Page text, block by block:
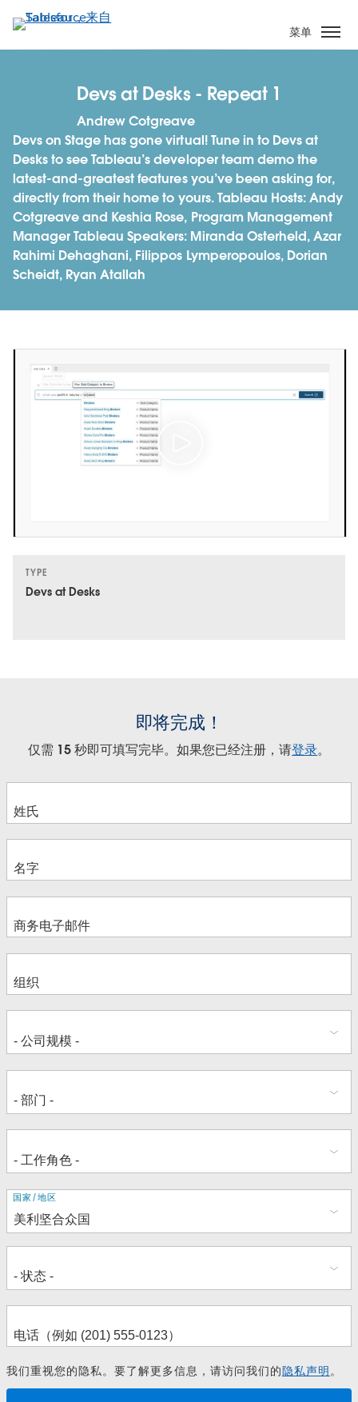
转
到
菜单
Devs at Desks - Repeat 1
Andrew Cotgreave
Devs on Stage has gone virtual! Tune in to Devs at
Desks to see Tableau’s developer team demo the
latest-and-greatest features you’ve been asking for,
directly from their home to yours. Tableau Hosts: Andy
Cotgreave and Keshia Rose, Program Management
Manager Tableau Speakers: Miranda Osterheld, Azar
Rahimi Dehaghani, Filippos Lymperopoulos, Dorian
Scheidt, Ryan Atallah
TYPE
Devs at Desks
即将完成！
仅需 15 秒即可填写完毕。如果您已经注册，请登录。
地
址
国家/地区
我们重视您的隐私。要了解更多信息，请访问我们的隐私声明。